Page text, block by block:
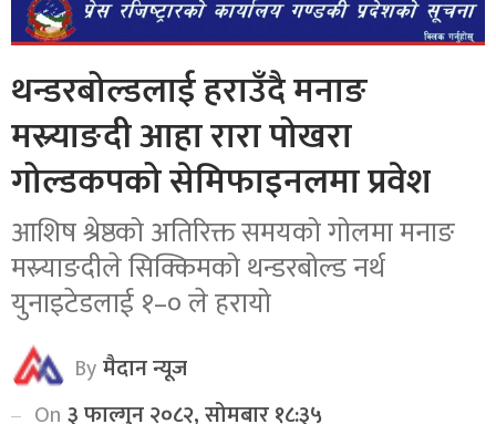
थन्डरबोल्डलाई हराउँदै मनाङ
मस्र्याङदी आहा रारा पोखरा
गोल्डकपको सेमिफाइनलमा प्रवेश
आशिष श्रेष्ठको अतिरिक्त समयको गोलमा मनाङ
मस्र्याङदीले सिक्किमको थन्डरबोल्ड नर्थ
युनाइटेडलाई १–० ले हरायो
Byमैदान न्यूज
On ३ फाल्गुन २०८२, सोमबार १८:३५